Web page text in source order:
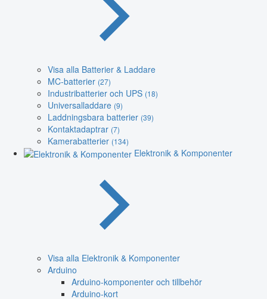
Visa alla Batterier & Laddare
MC-batterier (27)
Industribatterier och UPS (18)
Universalladdare (9)
Laddningsbara batterier (39)
Kontaktadaptrar (7)
Kamerabatterier (134)
Elektronik & Komponenter
Visa alla Elektronik & Komponenter
Arduino
Arduino-komponenter och tillbehör
Arduino-kort